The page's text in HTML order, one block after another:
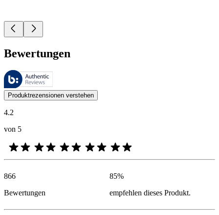
Bewertungen
Diese Bewertungen werden von Bazaarvoice verwaltet und
Kundenmeinungen in Form von Produkt- und Sternebewertungen
Produktrezensionen verstehen
4.2
von 5
866
Bewertungen
85%
empfehlen dieses Produkt.